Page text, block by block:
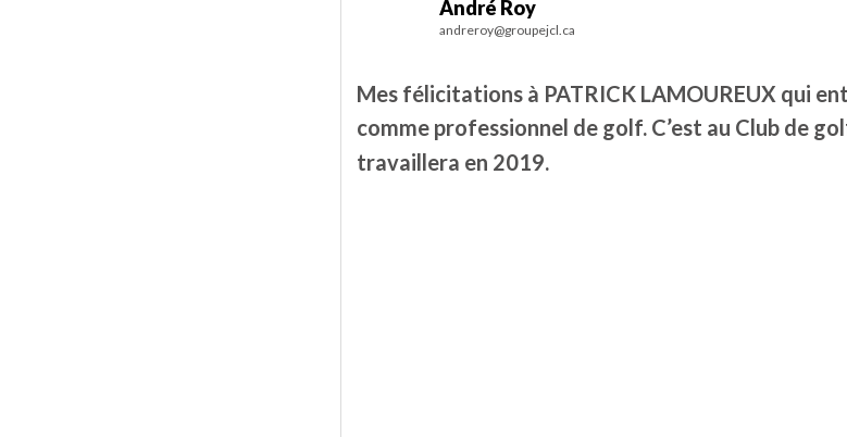
André Roy
andreroy@groupejcl.ca
Mes félicitations à PATRICK LAMOUREUX qui
comme professionnel de golf. C’est au Club de
travaillera en 2019.